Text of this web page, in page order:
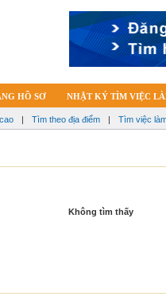
HỒ SƠ NHẬT KÝ TÌM VIỆC
| Tìm theo địa điểm | Tìm việc
Không tìm thấy